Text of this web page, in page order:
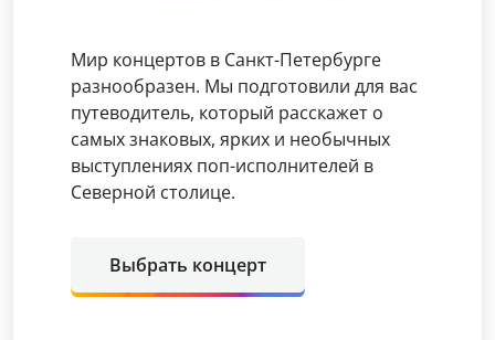
Мир концертов в Санкт-Петербурге
разнообразен. Мы подготовили для вас
путеводитель, который расскажет о
самых знаковых, ярких и необычных
выступлениях поп-исполнителей в
Северной столице.
Выбрать концерт